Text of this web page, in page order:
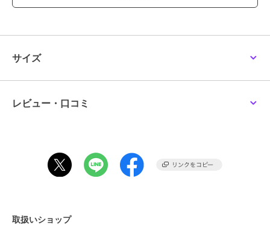
の物と一緒に洗わないようご注意お願いいたします。
光沢感[なし]
※モデル着用画像は、光の当たり具合で色味が違って見える場合がご
ざいます。
サイズ
レビュー・口コミ
取扱いショップ